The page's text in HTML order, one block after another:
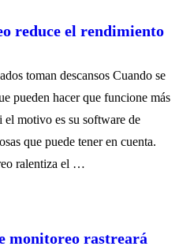
reduce el rendimiento
toman descansos Cuando se
pueden hacer que funcione más
el motivo es su software de
que puede tener en cuenta.
ralentiza el …
monitoreo rastreará